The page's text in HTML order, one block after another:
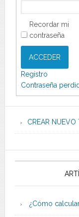
Recordar mi
contraseña
ACCEDER
Registro
Contraseña
CREAR NUEVO
¿Cómo